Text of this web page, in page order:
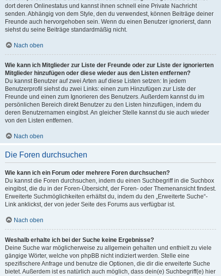
dort deren Onlinestatus und kannst ihnen schnell eine Private Nachricht
senden. Abhängig von dem Style, den du verwendest, können Beiträge deiner
Freunde auch hervorgehoben sein. Wenn du einen Benutzer ignorierst, dann
siehst du seine Beiträge standardmäßig nicht.
Nach oben
Wie kann ich Mitglieder zur Liste der Freunde oder zur Liste der ignorierten
Mitglieder hinzufügen oder diese wieder aus den Listen entfernen?
Du kannst Benutzer auf zwei Arten auf diese Listen setzen: In jedem
Benutzerprofil siehst du zwei Links: einen zum Hinzufügen zur Liste der
Freunde und einen zum Ignorieren des Benutzers. Außerdem kannst du im
persönlichen Bereich direkt Benutzer zu den Listen hinzufügen, indem du
deren Benutzernamen eingibst. An gleicher Stelle kannst du sie auch wieder
von den Listen entfernen.
Nach oben
Die Foren durchsuchen
Wie kann ich ein Forum oder mehrere Foren durchsuchen?
Du kannst die Foren durchsuchen, indem du einen Suchbegriff in die Suchbox
eingibst, die du in der Foren-Übersicht, der Foren- oder Themenansicht findest.
Erweiterte Suchmöglichkeiten erhältst du, indem du den „Erweiterte Suche“-
Link anklickst, der von jeder Seite des Forums aus verfügbar ist.
Nach oben
Weshalb erhalte ich bei der Suche keine Ergebnisse?
Deine Suche war möglicherweise zu allgemein gehalten und enthielt zu viele
gängige Wörter, welche von phpBB nicht indiziert werden. Stelle eine
spezifischere Anfrage und benutze die Optionen, die dir die erweiterte Suche
bietet. Außerdem ist es natürlich auch möglich, dass dein(e) Suchbegriff(e) hier